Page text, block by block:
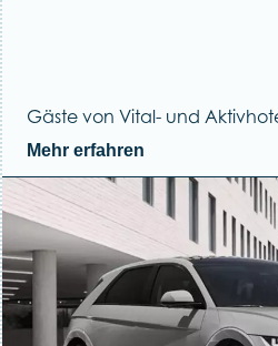
Gäste von Vital- und
Mehr erfahren